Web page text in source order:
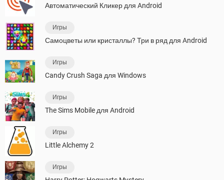
Автоматический Кликер для Android
Игры
Самоцветы или кристаллы? Три в ряд для Android
Игры
Candy Crush Saga для Windows
Игры
The Sims Mobile для Android
Игры
Little Alchemy 2
Игры